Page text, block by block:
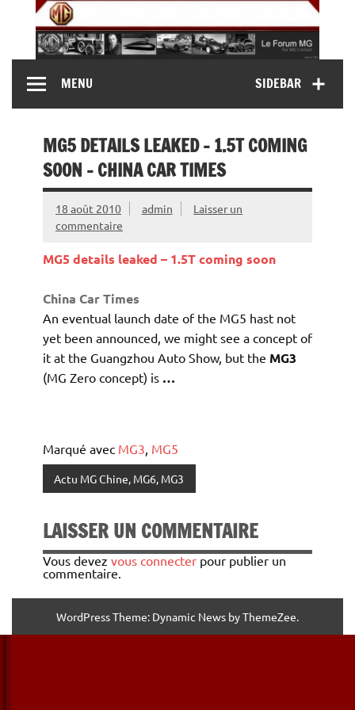
content
MG Contact
MG B, MG F, MG A, Midget…)SIDEBAR
MENU
MG5 DETAILS LEAKED – 1.5T COMING
SOON – CHINA CAR TIMES
18 août 2010 admin
Laisser un
commentaire
MG5 details leaked – 1.5T coming soon
China Car Times
An eventual launch date of the MG5 hast not
yet been announced, we might see a concept of
it at the Guangzhou Auto Show, but the MG3
(MG Zero concept) is …
Marqué avec MG3, MG5
Actu MG Chine, MG6, MG3
LAISSER UN COMMENTAIRE
Vous devez vous connecter pour publier un
commentaire.
WordPress Theme: Dynamic News by ThemeZee.